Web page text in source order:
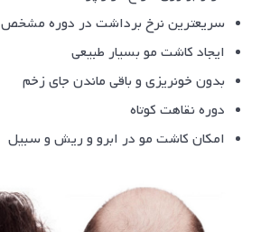
سریعترین نرخ برداشت در دوره مشخص
ایجاد کاشت مو بسیار طبیعی
بدون خونریزی و باقی ماندن جای زخم
دوره نقاهت کوتاه
امکان کاشت مو در ابرو و ریش و سبیل